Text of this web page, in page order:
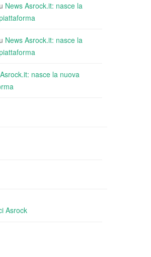
News Asrock.it: nasce la
News Asrock.it: nasce la
nasce la nuova
Asrock